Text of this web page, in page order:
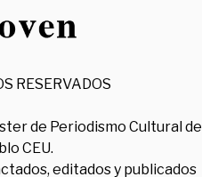
RESERVADOS
de Periodismo Cultural de
CEU.
editados y publicados